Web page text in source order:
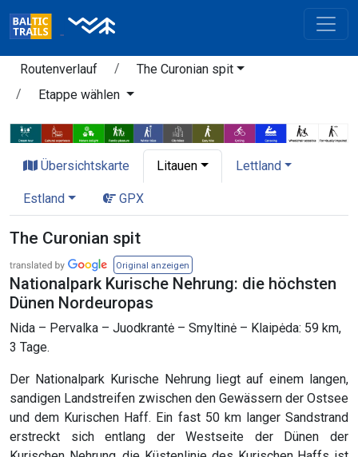
Routenverlauf
The Curonian spit
Etappe wählen
Übersichtskarte Litauen Lettland
Estland GPX
The Curonian spit
Original anzeigen
Nationalpark Kurische Nehrung: die höchsten
Dünen Nordeuropas
Nida – Pervalka – Juodkrantė – Smyltinė – Klaipėda: 59 km,
3 Tage.
Der Nationalpark Kurische Nehrung liegt auf einem langen,
sandigen Landstreifen zwischen den Gewässern der Ostsee
und dem Kurischen Haff. Ein fast 50 km langer Sandstrand
erstreckt sich entlang der Westseite der Dünen der